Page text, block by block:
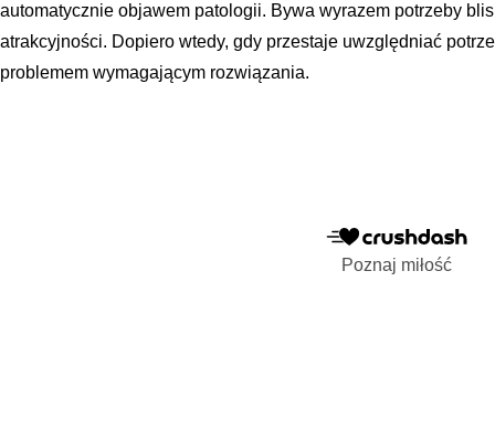
automatycznie objawem patologii. Bywa wyrazem potrzeby
atrakcyjności. Dopiero wtedy, gdy przestaje uwzględniać
problemem wymagającym rozwiązania.
Poznaj miłość